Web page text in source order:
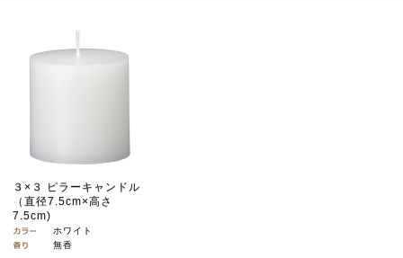
３×３ ピラーキャンドル
（直径7.5cm×高さ
7.5cm)
ホワイト
無香